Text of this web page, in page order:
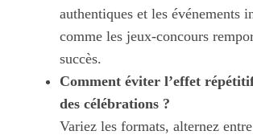
authentiques et les événements
comme les jeux-concours
succès.
Comment éviter l’effet
des célébrations ?
Variez les formats, alternez